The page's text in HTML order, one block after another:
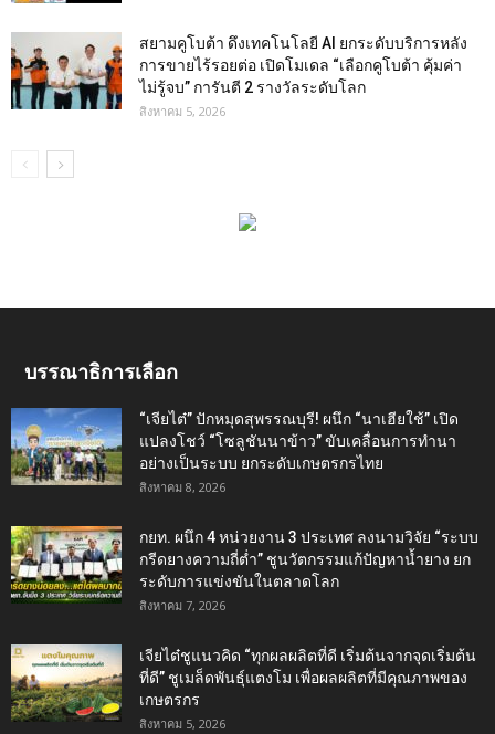
สยามคูโบต้า ดึงเทคโนโลยี AI ยกระดับบริการหลัง
การขายไร้รอยต่อ เปิดโมเดล “เลือกคูโบต้า คุ้มค่า
ไม่รู้จบ” การันตี 2 รางวัลระดับโลก
สิงหาคม 5, 2026
บรรณาธิการเลือก
“เจียไต๋” ปักหมุดสุพรรณบุรี! ผนึก “นาเฮียใช้” เปิด
แปลงโชว์ “โซลูชันนาข้าว” ขับเคลื่อนการทำนา
อย่างเป็นระบบ ยกระดับเกษตรกรไทย
สิงหาคม 8, 2026
กยท. ผนึก 4 หน่วยงาน 3 ประเทศ ลงนามวิจัย “ระบบ
กรีดยางความถี่ต่ำ” ชูนวัตกรรมแก้ปัญหาน้ำยาง ยก
ระดับการแข่งขันในตลาดโลก
สิงหาคม 7, 2026
เจียไต๋ชูแนวคิด “ทุกผลผลิตที่ดี เริ่มต้นจากจุดเริ่มต้น
ที่ดี” ชูเมล็ดพันธุ์แตงโม เพื่อผลผลิตที่มีคุณภาพของ
เกษตรกร
สิงหาคม 5, 2026